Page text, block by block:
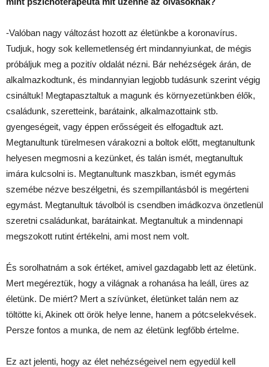
-Valóban nagy változást hozott az életünkbe a koronavírus.
Tudjuk, hogy sok kellemetlenség ért mindannyiunkat, de mégis
próbáljuk meg a pozitív oldalát nézni. Bár nehézségek árán, de
alkalmazkodtunk, és mindannyian legjobb tudásunk szerint végig
csináltuk! Megtapasztaltuk a magunk és környezetünkben élők,
családunk, szeretteink, barátaink, alkalmazottaink stb.
gyengeségeit, vagy éppen erősségeit és elfogadtuk azt.
Megtanultunk türelmesen várakozni a boltok előtt, megtanultunk
helyesen megmosni a kezünket, és talán ismét, megtanultuk
imára kulcsolni is. Megtanultunk maszkban, ismét egymás
szemébe nézve beszélgetni, és szempillantásból is megérteni
egymást. Megtanultuk távolból is csendben imádkozva önzetlenül
szeretni családunkat, barátainkat. Megtanultuk a mindennapi
megszokott rutint értékelni, ami most nem volt.
És sorolhatnám a sok értéket, amivel gazdagabb lett az életünk.
Mert megéreztük, hogy a világnak a rohanása ha leáll, üres az
életünk. De miért? Mert a szívünket, életünket talán nem az
töltötte ki, Akinek ott örök helye lenne, hanem a pótcselekvések.
Persze fontos a munka, de nem az életünk legfőbb értelme.
Ez azt jelenti, hogy az élet nehézségeivel nem egyedül kell